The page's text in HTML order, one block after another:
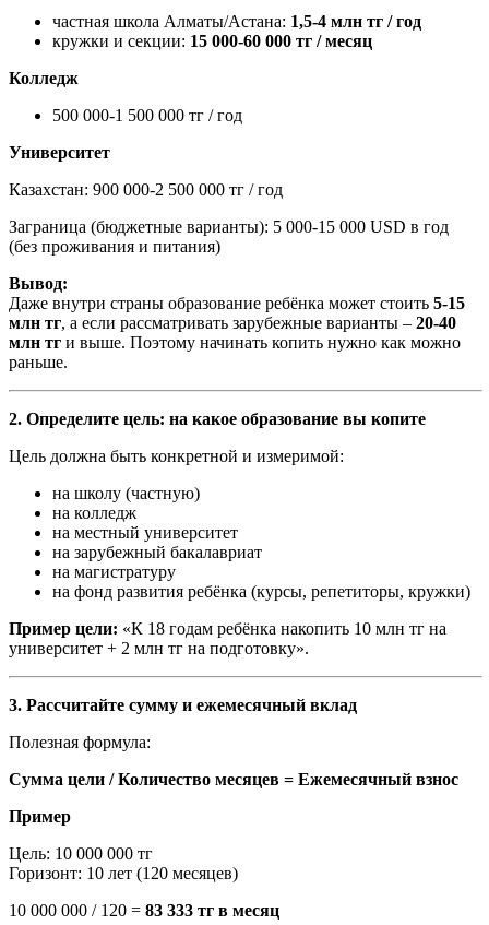
частная школа Алматы/Астана: 1,5-4 млн тг / год
кружки и секции: 15 000-60 000 тг / месяц
Колледж
500 000-1 500 000 тг / год
Университет
Казахстан: 900 000-2 500 000 тг / год
Заграница (бюджетные варианты): 5 000-15 000 USD в год
(без проживания и питания)
Вывод:
Даже внутри страны образование ребёнка может стоить 5-15
млн тг, а если рассматривать зарубежные варианты – 20-40
млн тг и выше. Поэтому начинать копить нужно как можно
раньше.
2. Определите цель: на какое образование вы копите
Цель должна быть конкретной и измеримой:
на школу (частную)
на колледж
на местный университет
на зарубежный бакалавриат
на магистратуру
на фонд развития ребёнка (курсы, репетиторы, кружки)
Пример цели: «К 18 годам ребёнка накопить 10 млн тг на
университет + 2 млн тг на подготовку».
3. Рассчитайте сумму и ежемесячный вклад
Полезная формула:
Сумма цели / Количество месяцев = Ежемесячный взнос
Пример
Цель: 10 000 000 тг
Горизонт: 10 лет (120 месяцев)
10 000 000 / 120 = 83 333 тг в месяц